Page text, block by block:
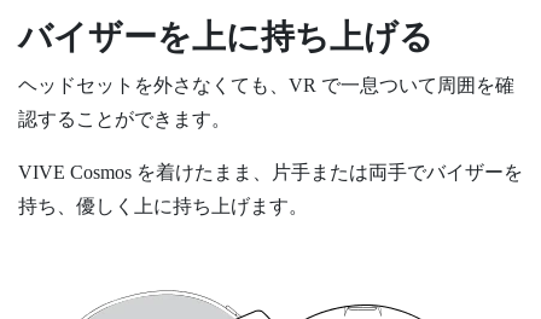
バイザーを上に持ち上げる
ヘッドセットを外さなくても、VR で一息ついて周囲を確
認することができます。
VIVE Cosmos を着けたまま、片手または両手でバイザーを
持ち、優しく上に持ち上げます。